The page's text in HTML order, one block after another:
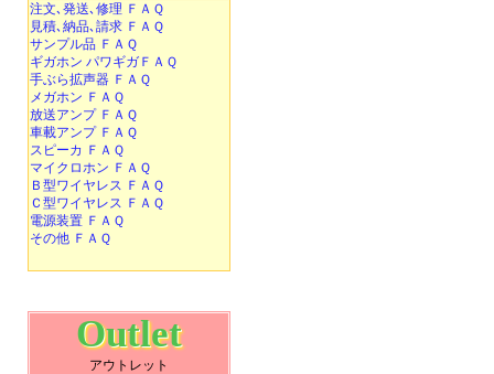
注文､発送､修理 ＦＡＱ
見積､納品､請求 ＦＡＱ
サンプル品 ＦＡＱ
ギガホン パワギガＦＡＱ
手ぶら拡声器 ＦＡＱ
メガホン ＦＡＱ
放送アンプ ＦＡＱ
車載アンプ ＦＡＱ
スピーカ ＦＡＱ
マイクロホン ＦＡＱ
Ｂ型ワイヤレス ＦＡＱ
Ｃ型ワイヤレス ＦＡＱ
電源装置 ＦＡＱ
その他 ＦＡＱ
Outlet
アウトレット